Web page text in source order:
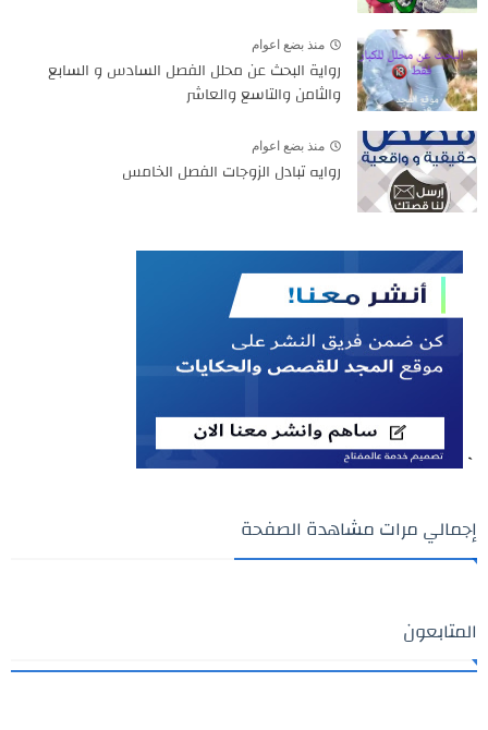
منذ بضع اعوام
رواية البحث عن محلل الفصل السادس و السابع
والثامن والتاسع والعاشر
منذ بضع اعوام
روايه تبادل الزوجات الفصل الخامس
`
إجمالي مرات مشاهدة الصفحة
المتابعون